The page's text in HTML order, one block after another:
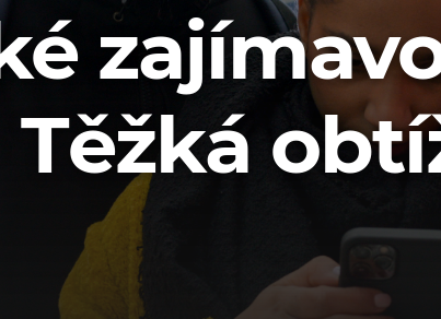
Těžká